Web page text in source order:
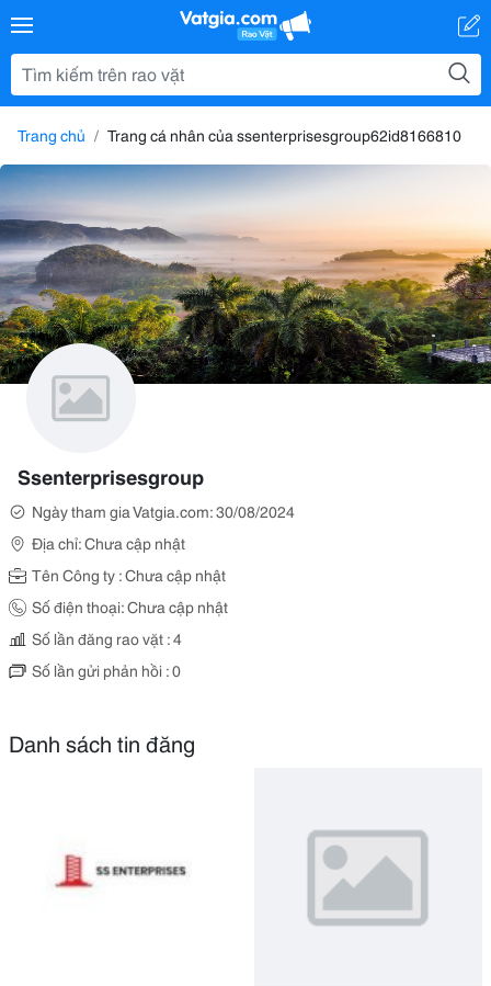
Trang chủ Trang cá nhân của ssenterprisesgroup62id8166810
Ssenterprisesgroup
Ngày tham gia Vatgia.com: 30/08/2024
Địa chỉ: Chưa cập nhật
Tên Công ty : Chưa cập nhật
Số điện thoại: Chưa cập nhật
Số lần đăng rao vặt : 4
Số lần gửi phản hồi : 0
Danh sách tin đăng